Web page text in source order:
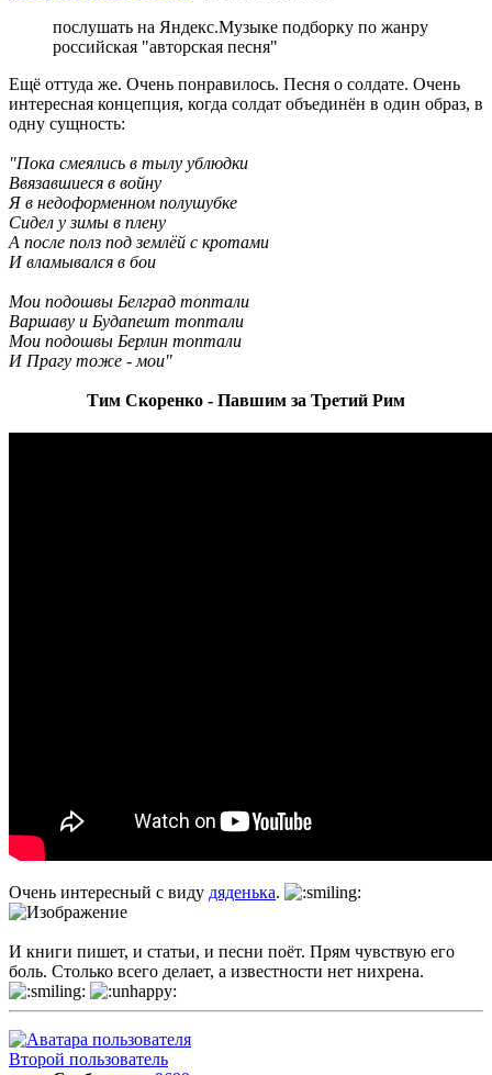
послушать на Яндекс.Музыке подборку по жанру
российская "авторская песня"
Ещё оттуда же. Очень понравилось. Песня о солдате. Очень
интересная концепция, когда солдат объединён в один образ, в
одну сущность:
"Пока смеялись в тылу ублюдки
Ввязавшиеся в войну
Я в недоформенном полушубке
Сидел у зимы в плену
А после полз под землёй с кротами
И вламывался в бои
Мои подошвы Белград топтали
Варшаву и Будапешт топтали
Мои подошвы Берлин топтали
И Прагу тоже - мои"
Тим Скоренко - Павшим за Третий Рим
Очень интересный с виду дяденька.
И книги пишет, и статьи, и песни поёт. Прям чувствую его
боль. Столько всего делает, а известности нет нихрена.
Второй пользователь